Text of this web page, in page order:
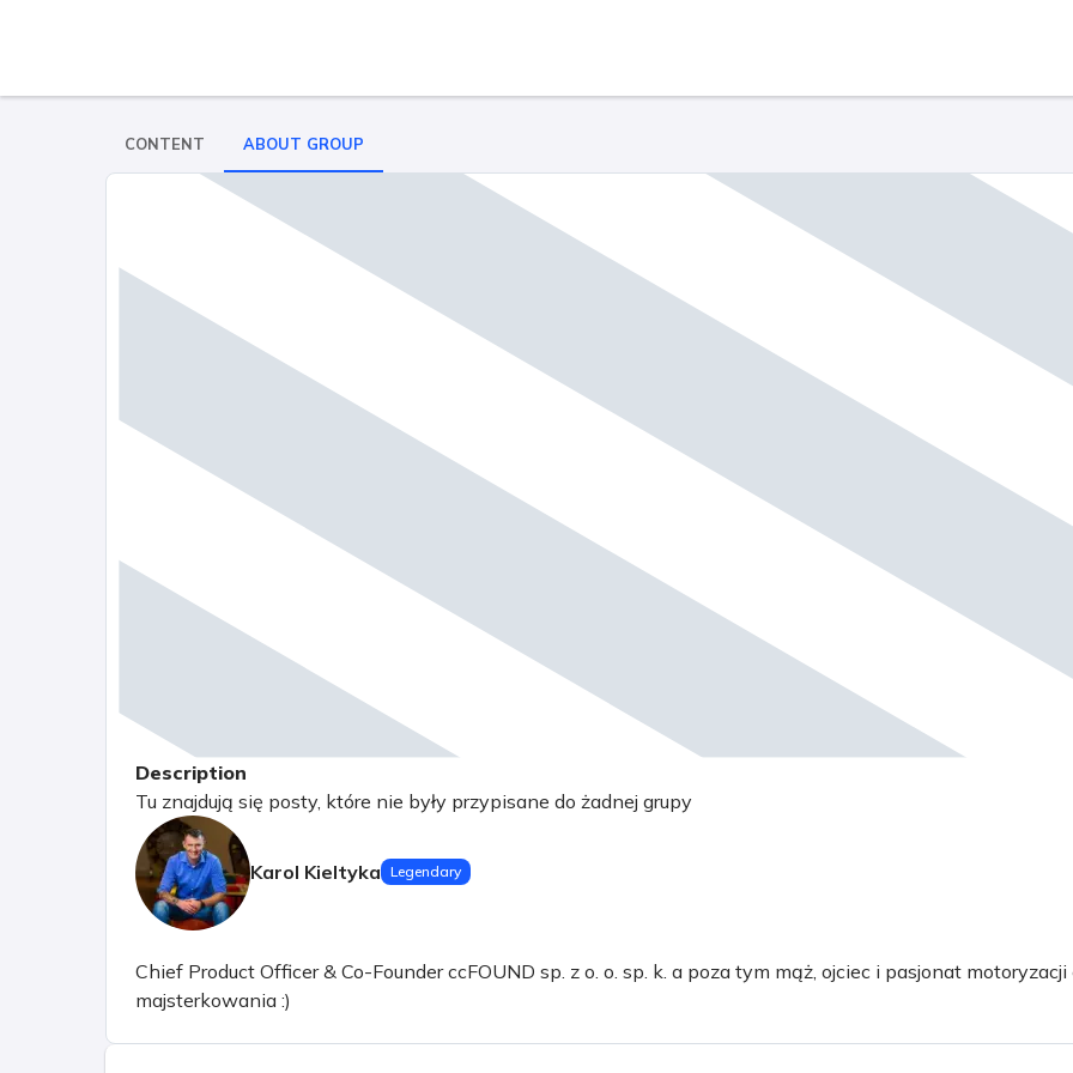
CONTENT ABOUT GROUP
Description
Tu znajdują się posty, które nie były przypisane do żadnej grupy
Karol Kieltyka Legendary
Chief Product Officer & Co-Founder ccFOUND sp. z o. o. sp. k. a poza tym mąż, ojciec i pasjonat motoryzacji
majsterkowania :)